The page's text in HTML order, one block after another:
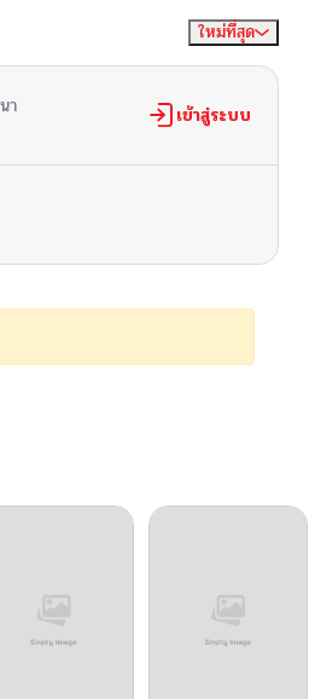
11/05/2025
10/28/2025
10/19/2025
10/08/2025
09/20/2025
ใหม่ที่สุด
า เข้าสู่ระบบ